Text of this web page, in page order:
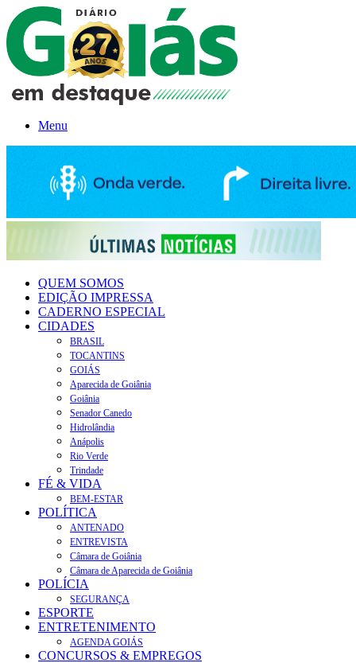
Menu
QUEM SOMOS
EDIÇÃO IMPRESSA
CADERNO ESPECIAL
CIDADES
BRASIL
TOCANTINS
GOIÁS
Aparecida de Goiânia
Goiânia
Senador Canedo
Hidrolândia
Anápolis
Rio Verde
Trindade
FÉ & VIDA
BEM-ESTAR
POLÍTICA
ANTENADO
ENTREVISTA
Câmara de Goiânia
Câmara de Aparecida de Goiânia
POLÍCIA
SEGURANÇA
ESPORTE
ENTRETENIMENTO
AGENDA GOIÁS
CONCURSOS & EMPREGOS